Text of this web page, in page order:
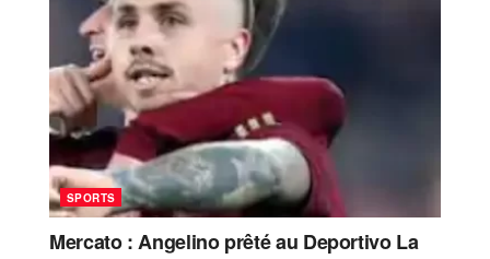
SPORTS
Mercato : Angelino prêté au Deportivo La